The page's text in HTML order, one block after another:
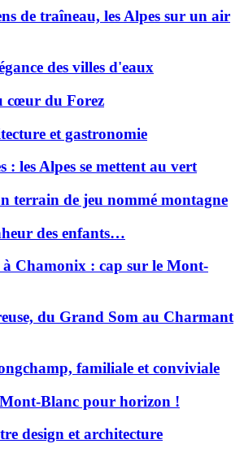
de traîneau, les Alpes sur un air
des villes d'eaux
cœur du Forez
et gastronomie
: les Alpes se mettent au vert
terrain de jeu nommé montagne
des enfants…
Chamonix : cap sur le Mont-
du Grand Som au Charmant
familiale et conviviale
Blanc pour horizon !
design et architecture